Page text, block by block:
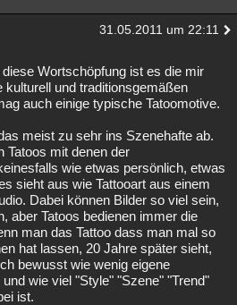
Gruppen Gaming Filme
Alle Neue Geschlossen
31.05.2011 um 22:11
Wortschöpfung ist es die mir
kulturell und traditionsgemäßen
auch einige typische Tatoomotive.
meist zu sehr ins Szenehafte ab.
Tatoos mit denen der
wie etwas persönlich, etwas
sieht aus wie Tattooart aus einem
Dabei können Bilder so viel sein,
aber Tatoos bedienen immer die
man das Tattoo dass man mal so
hat lassen, 20 Jahre später sieht,
bewusst wie wenig eigene
wie viel "Style" "Szene" "Trend"
ist.